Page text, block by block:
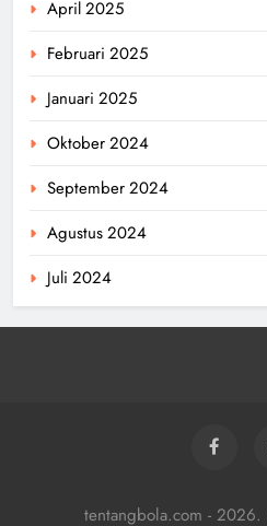
April 2025
Februari 2025
Januari 2025
Oktober 2024
September 2024
Agustus 2024
Juli 2024
tentangbola.com - 2026.